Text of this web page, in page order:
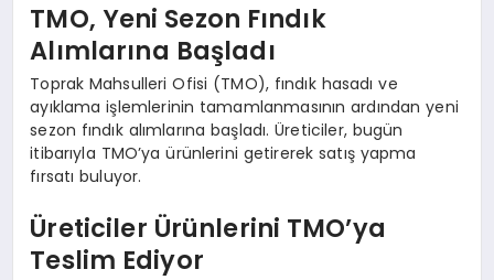
TMO, Yeni Sezon Fındık
Alımlarına Başladı
Toprak Mahsulleri Ofisi (TMO), fındık hasadı ve
ayıklama işlemlerinin tamamlanmasının ardından yeni
sezon fındık alımlarına başladı. Üreticiler, bugün
itibarıyla TMO’ya ürünlerini getirerek satış yapma
fırsatı buluyor.
Üreticiler Ürünlerini TMO’ya
Teslim Ediyor